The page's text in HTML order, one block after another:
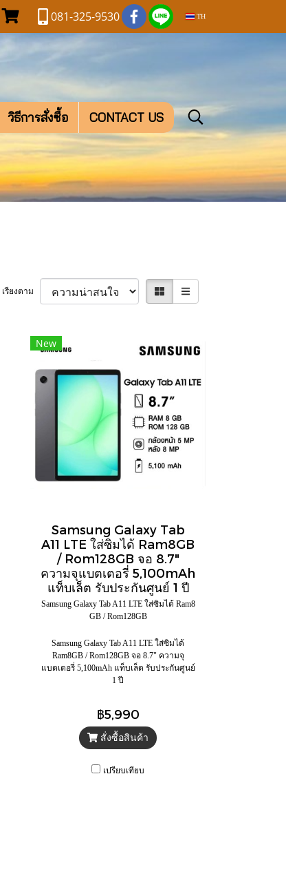
081-325-9530 TH
วิธีการสั่งซื้อ CONTACT US
เรียงตาม
New
Samsung Galaxy Tab
A11 LTE ใส่ซิมได้ Ram8GB
/ Rom128GB จอ 8.7"
ความจุแบตเตอรี่ 5,100mAh
แท็บเล็ต รับประกันศูนย์ 1 ปี
Samsung Galaxy Tab A11 LTE ใส่ซิมได้ Ram8
GB / Rom128GB
Samsung Galaxy Tab A11 LTE ใส่ซิมได้
Ram8GB / Rom128GB จอ 8.7" ความจุ
แบตเตอรี่ 5,100mAh แท็บเล็ต รับประกันศูนย์
1 ปี
฿5,990
สั่งซื้อสินค้า
เปรียบเทียบ